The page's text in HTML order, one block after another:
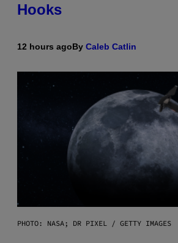
Hooks
12 hours agoBy Caleb Catlin
PHOTO: NASA; DR PIXEL / GETTY IMAGES